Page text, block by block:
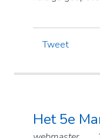
Tweet
Het 5e